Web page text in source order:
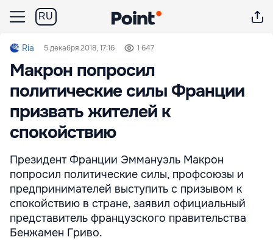
RU
Ria 5 декабря 2018, 17:16 1 647
Макрон попросил
политические силы Франции
призвать жителей к
спокойствию
Президент Франции Эммануэль Макрон
попросил политические силы, профсоюзы и
предпринимателей выступить c призывом к
спокойствию в стране, заявил официальный
представитель французского правительства
Бенжамен Гриво.